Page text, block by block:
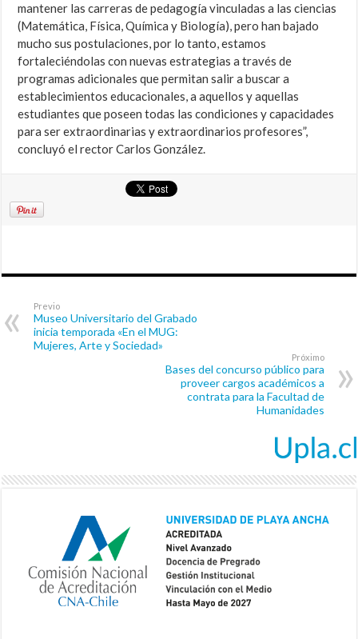
mantener las carreras de pedagogía vinculadas a las ciencias
(Matemática, Física, Química y Biología), pero han bajado
mucho sus postulaciones, por lo tanto, estamos
fortaleciéndolas con nuevas estrategias a través de
programas adicionales que permitan salir a buscar a
establecimientos educacionales, a aquellos y aquellas
estudiantes que poseen todas las condiciones y capacidades
para ser extraordinarias y extraordinarios profesores”,
concluyó el rector Carlos González.
Previo
Museo Universitario del Grabado
inicia temporada «En el MUG:
Mujeres, Arte y Sociedad»
Próximo
Bases del concurso público para
proveer cargos académicos a
contrata para la Facultad de
Humanidades